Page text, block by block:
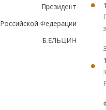
Президент
Российской Федерации
Б.ЕЛЬЦИН